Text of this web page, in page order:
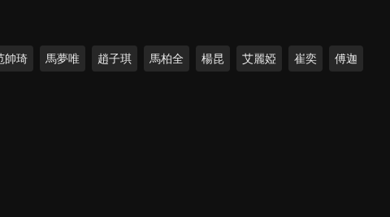
帥琦 馬夢唯 趙子琪 馬柏全 楊昆 艾麗婭 崔奕 傅迦